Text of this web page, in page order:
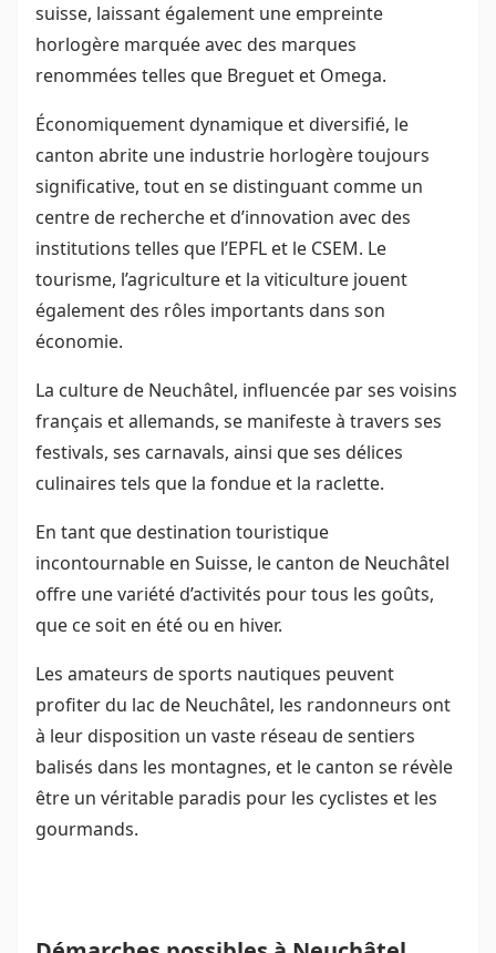
suisse, laissant également une empreinte
horlogère marquée avec des marques
renommées telles que Breguet et Omega.
Économiquement dynamique et diversifié, le
canton abrite une industrie horlogère toujours
significative, tout en se distinguant comme un
centre de recherche et d’innovation avec des
institutions telles que l’EPFL et le CSEM. Le
tourisme, l’agriculture et la viticulture jouent
également des rôles importants dans son
économie.
La culture de Neuchâtel, influencée par ses voisins
français et allemands, se manifeste à travers ses
festivals, ses carnavals, ainsi que ses délices
culinaires tels que la fondue et la raclette.
En tant que destination touristique
incontournable en Suisse, le canton de Neuchâtel
offre une variété d’activités pour tous les goûts,
que ce soit en été ou en hiver.
Les amateurs de sports nautiques peuvent
profiter du lac de Neuchâtel, les randonneurs ont
à leur disposition un vaste réseau de sentiers
balisés dans les montagnes, et le canton se révèle
être un véritable paradis pour les cyclistes et les
gourmands.